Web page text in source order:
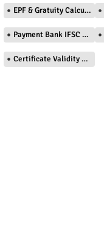
EPF & Gratuity Calculator
Payment Bank IFSC Finder
Certificate Validity Checker